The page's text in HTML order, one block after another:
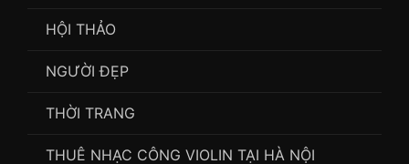
HỘI THẢO
NGƯỜI ĐẸP
THỜI TRANG
THUÊ NHẠC CÔNG VIOLIN TẠI HÀ NỘI